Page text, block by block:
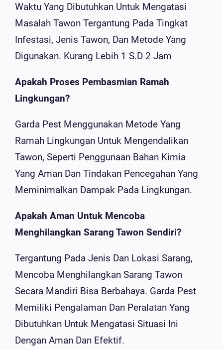
Waktu Yang Dibutuhkan Untuk Mengatasi
Masalah Tawon Tergantung Pada Tingkat
Infestasi, Jenis Tawon, Dan Metode Yang
Digunakan. Kurang Lebih 1 S.d 2 Jam
Apakah Proses Pembasmian Ramah
Lingkungan?
Garda Pest Menggunakan Metode Yang
Ramah Lingkungan Untuk Mengendalikan
Tawon, Seperti Penggunaan Bahan Kimia
Yang Aman Dan Tindakan Pencegahan Yang
Meminimalkan Dampak Pada Lingkungan.
Apakah Aman Untuk Mencoba
Menghilangkan Sarang Tawon Sendiri?
Tergantung Pada Jenis Dan Lokasi Sarang,
Mencoba Menghilangkan Sarang Tawon
Secara Mandiri Bisa Berbahaya. Garda Pest
Memiliki Pengalaman Dan Peralatan Yang
Dibutuhkan Untuk Mengatasi Situasi Ini
Dengan Aman Dan Efektif.